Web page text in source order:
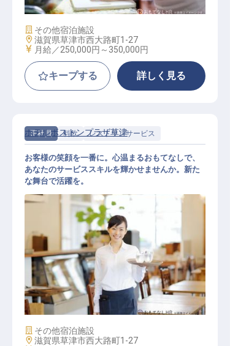
施設業態
その他宿泊施設
勤務地
滋賀県草津市西大路町1-27
給与
月給／250,000円～ 350,000円
キープする 詳しく見る
正社員 料飲 レストランサービス
料飲サービス社員
ホテルボストンプラザ草津
お客様の笑顔を一番に。心温まるおもてなしで、
あなたのサービススキルを輝かせませんか。新た
な舞台で活躍を。
施設業態
その他宿泊施設
勤務地
滋賀県草津市西大路町1-27